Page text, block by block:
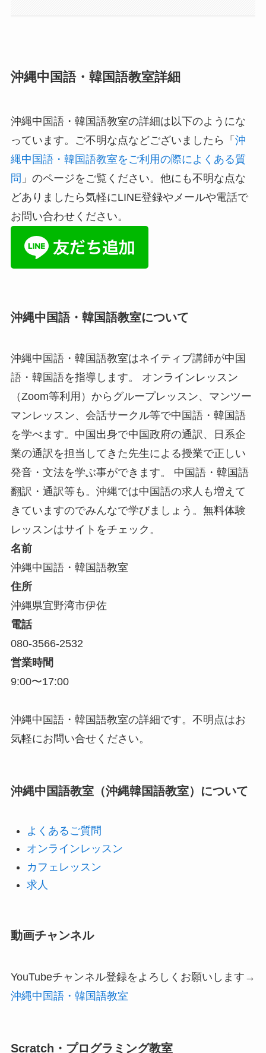
沖縄中国語・韓国語教室詳細
沖縄中国語・韓国語教室の詳細は以下のようにな
っています。ご不明な点などございましたら「 沖
縄中国語・韓国語教室をご利用の際によくある質
問 」のページをご覧ください。他にも不明な点な
どありましたら気軽にLINE登録やメールや電話で
お問い合わせください。
沖縄中国語・韓国語教室について
沖縄中国語・韓国語教室はネイティブ講師が中国
語・韓国語を指導します。 オンラインレッスン
（Zoom等利用）からグループレッスン、マンツー
マンレッスン、会話サークル等で中国語・韓国語
を学べます。中国出身で中国政府の通訳、日系企
業の通訳を担当してきた先生による授業で正しい
発音・文法を学ぶ事ができます。 中国語・韓国語
翻訳・通訳等も。沖縄では中国語の求人も増えて
きていますのでみんなで学びましょう。無料体験
レッスンはサイトをチェック。
名前
沖縄中国語・韓国語教室
住所
沖縄県宜野湾市伊佐
電話
080-3566-2532
営業時間
9:00〜17:00
沖縄中国語・韓国語教室の詳細です。不明点はお
気軽にお問い合せください。
沖縄中国語教室（沖縄韓国語教室）について
よくあるご質問
オンラインレッスン
カフェレッスン
求人
動画チャンネル
YouTubeチャンネル登録をよろしくお願いします→
沖縄中国語・韓国語教室
Scratch・プログラミング教室